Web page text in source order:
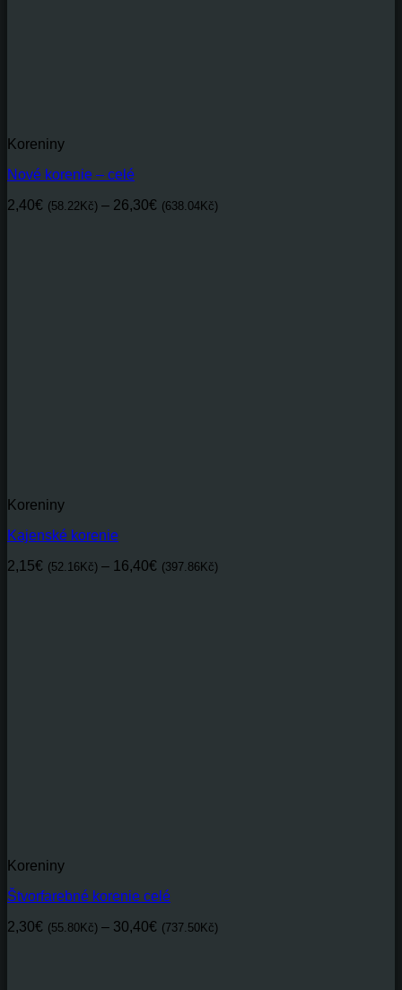
Koreniny
Nové korenie – celé
2,40€ (58.22Kč) – 26,30€ (638.04Kč)Price
Koreniny
Kajenské korenie
2,15€ (52.16Kč) – 16,40€ (397.86Kč)Price
Koreniny
Štvorfarebné korenie celé
2,30€ (55.80Kč) – 30,40€ (737.50Kč)Price